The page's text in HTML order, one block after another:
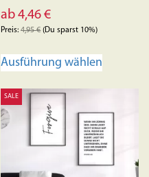
ab4,46€
Preis:4,95€(Du sparst 10%)
Ausführung wählen
auf.
Die
SALE